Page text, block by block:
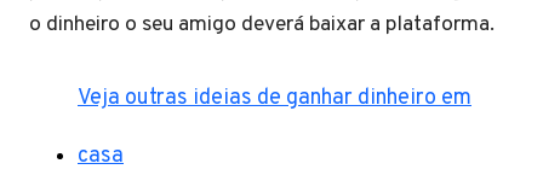
o dinheiro o seu amigo deverá baixar a plataforma.
Veja outras ideias de ganhar dinheiro em
casa